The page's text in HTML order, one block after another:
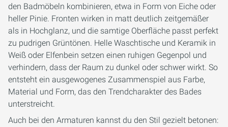
den Badmöbeln kombinieren, etwa in Form von Eiche oder
heller Pinie. Fronten wirken in matt deutlich zeitgemäßer
als in Hochglanz, und die samtige Oberfläche passt perfekt
zu pudrigen Grüntönen. Helle Waschtische und Keramik in
Weiß oder Elfenbein setzen einen ruhigen Gegenpol und
verhindern, dass der Raum zu dunkel oder schwer wirkt. So
entsteht ein ausgewogenes Zusammenspiel aus Farbe,
Material und Form, das den Trendcharakter des Bades
unterstreicht.
Auch bei den Armaturen kannst du den Stil gezielt betonen: